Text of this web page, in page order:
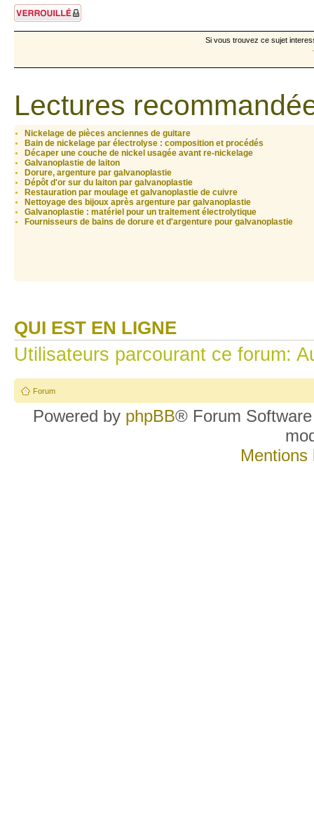
Sujet verrouillé
Si vous trouvez ce sujet
Lectures
Nickelage de pièces anciennes de guitare
Bain de nickelage par électrolyse : composition et procédés
Décaper une couche de nickel usagée avant re-nickelage
Galvanoplastie de laiton
Dorure, argenture par galvanoplastie
Dépôt d'or sur du laiton par galvanoplastie
Restauration par moulage et galvanoplastie de cuivre
Nettoyage des bijoux après argenture par galvanoplastie
Galvanoplastie : matériel pour un traitement électrolytique
Fournisseurs de bains de dorure et d'argenture pour galvanoplastie
QUI EST EN LIGNE
Utilisateurs parcourant ce forum:
Forum
Powered by phpBB® Forum
Mentions